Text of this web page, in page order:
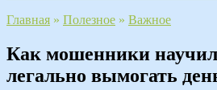
Главная » Полезное » Важное
Как мошенники
легально вымогать